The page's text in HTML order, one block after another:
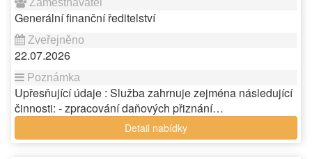
Generální finanční ředitelství
22.07.2026
Upřesňující údaje : Služba zahrnuje zejména následující
činnosti: - zpracování daňových přiznání…
Detail nabídky